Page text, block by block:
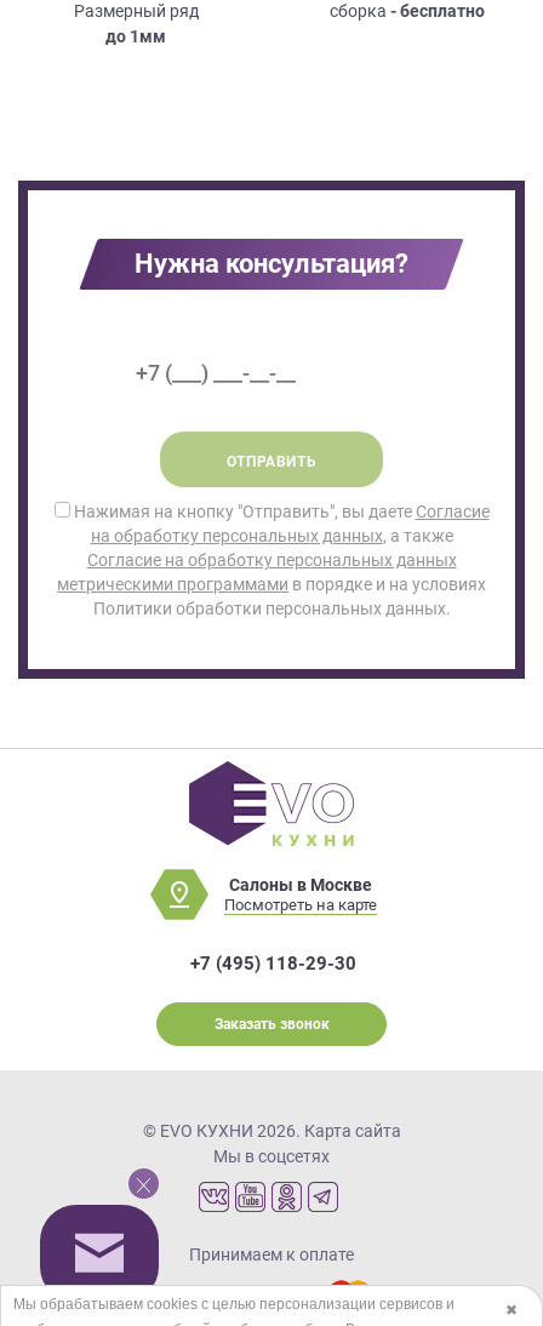
Размерный ряд
до 1мм
сборка - бесплатно
Нужна консультация?
ОТПРАВИТЬ
Нажимая на кнопку "Отправить", вы даете Согласие
на обработку персональных данных, а также
Согласие на обработку персональных данных
метрическими программами в порядке и на условиях
Политики обработки персональных данных.
Салоны в Москве
Посмотреть на карте
+7 (495) 118-29-30
Заказать звонок
© EVO КУХНИ 2026. Карта сайта
Мы в соцсетях
Принимаем к оплате
✖
Мы обрабатываем cookies с целью персонализации сервисов и